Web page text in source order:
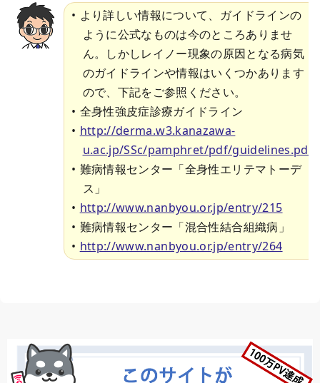
より詳しい情報について、ガイドラインの
ように公式なものは今のところありませ
ん。しかしレイノー現象の原因となる病気
のガイドラインや情報はいくつかあります
ので、下記をご参照ください。
全身性強皮症診療ガイドライン
http://derma.w3.kanazawa-
u.ac.jp/SSc/pamphret/pdf/guidelines.pdf
難病情報センター「全身性エリテマトーデ
ス」
http://www.nanbyou.or.jp/entry/215
難病情報センター「混合性結合組織病」
http://www.nanbyou.or.jp/entry/264